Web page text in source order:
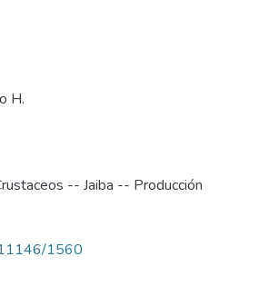
H.
-- Jaiba -- Producción
1560